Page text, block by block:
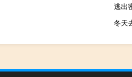
逃出
冬天